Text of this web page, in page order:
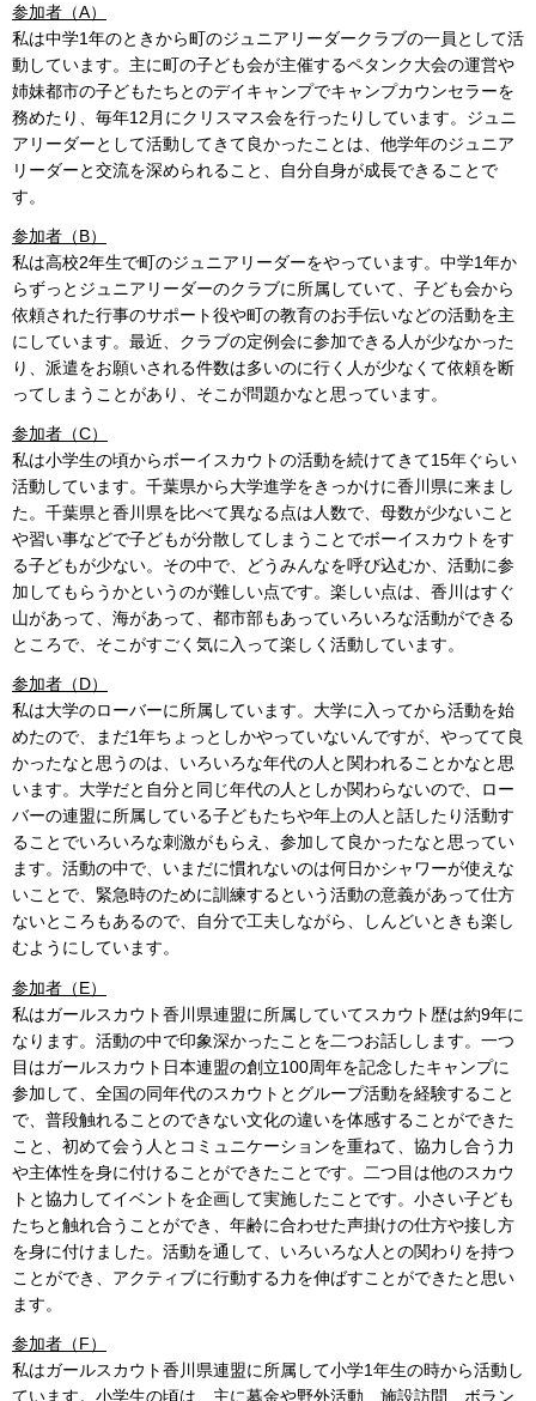
参加者（A）
私は中学1年のときから町のジュニアリーダークラブの一員として活
動しています。主に町の子ども会が主催するペタンク大会の運営や
姉妹都市の子どもたちとのデイキャンプでキャンプカウンセラーを
務めたり、毎年12月にクリスマス会を行ったりしています。ジュニ
アリーダーとして活動してきて良かったことは、他学年のジュニア
リーダーと交流を深められること、自分自身が成長できることで
す。
参加者（B）
私は高校2年生で町のジュニアリーダーをやっています。中学1年か
らずっとジュニアリーダーのクラブに所属していて、子ども会から
依頼された行事のサポート役や町の教育のお手伝いなどの活動を主
にしています。最近、クラブの定例会に参加できる人が少なかった
り、派遣をお願いされる件数は多いのに行く人が少なくて依頼を断
ってしまうことがあり、そこが問題かなと思っています。
参加者（C）
私は小学生の頃からボーイスカウトの活動を続けてきて15年ぐらい
活動しています。千葉県から大学進学をきっかけに香川県に来まし
た。千葉県と香川県を比べて異なる点は人数で、母数が少ないこと
や習い事などで子どもが分散してしまうことでボーイスカウトをす
る子どもが少ない。その中で、どうみんなを呼び込むか、活動に参
加してもらうかというのが難しい点です。楽しい点は、香川はすぐ
山があって、海があって、都市部もあっていろいろな活動ができる
ところで、そこがすごく気に入って楽しく活動しています。
参加者（D）
私は大学のローバーに所属しています。大学に入ってから活動を始
めたので、まだ1年ちょっとしかやっていないんですが、やってて良
かったなと思うのは、いろいろな年代の人と関われることかなと思
います。大学だと自分と同じ年代の人としか関わらないので、ロー
バーの連盟に所属している子どもたちや年上の人と話したり活動す
ることでいろいろな刺激がもらえ、参加して良かったなと思ってい
ます。活動の中で、いまだに慣れないのは何日かシャワーが使えな
いことで、緊急時のために訓練するという活動の意義があって仕方
ないところもあるので、自分で工夫しながら、しんどいときも楽し
むようにしています。
参加者（E）
私はガールスカウト香川県連盟に所属していてスカウト歴は約9年に
なります。活動の中で印象深かったことを二つお話しします。一つ
目はガールスカウト日本連盟の創立100周年を記念したキャンプに
参加して、全国の同年代のスカウトとグループ活動を経験すること
で、普段触れることのできない文化の違いを体感することができた
こと、初めて会う人とコミュニケーションを重ねて、協力し合う力
や主体性を身に付けることができたことです。二つ目は他のスカウ
トと協力してイベントを企画して実施したことです。小さい子ども
たちと触れ合うことができ、年齢に合わせた声掛けの仕方や接し方
を身に付けました。活動を通して、いろいろな人との関わりを持つ
ことができ、アクティブに行動する力を伸ばすことができたと思い
ます。
参加者（F）
私はガールスカウト香川県連盟に所属して小学1年生の時から活動し
ています。小学生の頃は、主に募金や野外活動、施設訪問、ボラン